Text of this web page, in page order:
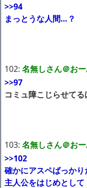
>>94
まっとうな人間…？
102: 名無しさん＠お
>>97
コミュ障こじらせて
103: 名無しさん＠お
>>102
確かにアスペばっかり
主人公をはじめとして